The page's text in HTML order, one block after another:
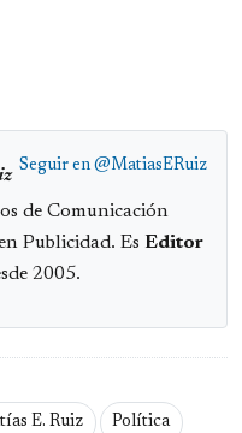
Seguir en @MatiasERuiz
de Comunicación
Publicidad. Es Editor
2005.
E. Ruiz Política